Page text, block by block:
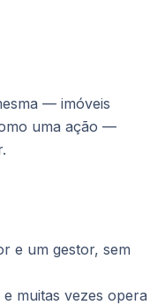
— imóveis
uma ação —
e um gestor, sem
muitas vezes opera